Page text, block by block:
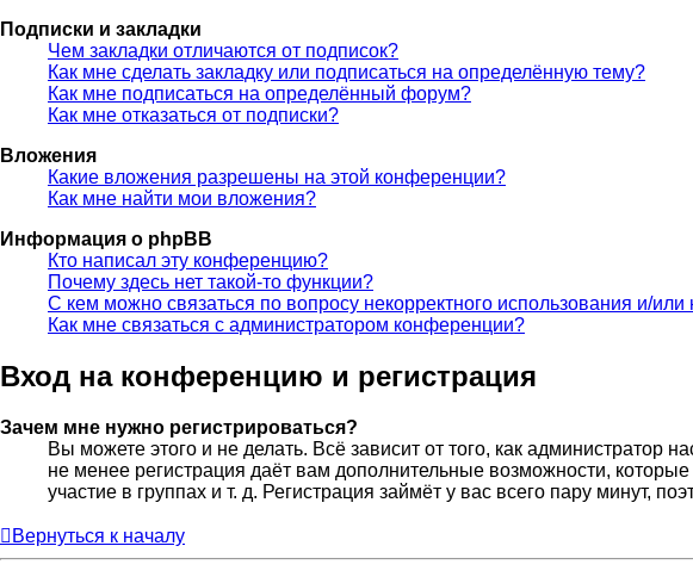
Подписки и закладки
Чем закладки отличаются от подписок?
Как мне сделать закладку или подписаться на определённую тему?
Как мне подписаться на определённый форум?
Как мне отказаться от подписки?
Вложения
Какие вложения разрешены на этой конференции?
Как мне найти мои вложения?
Информация о phpBB
Кто написал эту конференцию?
Почему здесь нет такой-то функции?
С кем можно связаться по вопросу некорректного использования и/
Как мне связаться с администратором конференции?
Вход на конференцию и регистрация
Зачем мне нужно регистрироваться?
Вы можете этого и не делать. Всё зависит от того, как
не менее регистрация даёт вам дополнительные возможности,
участие в группах и т. д. Регистрация займёт у вас всего пару минут,
Вернуться к началу